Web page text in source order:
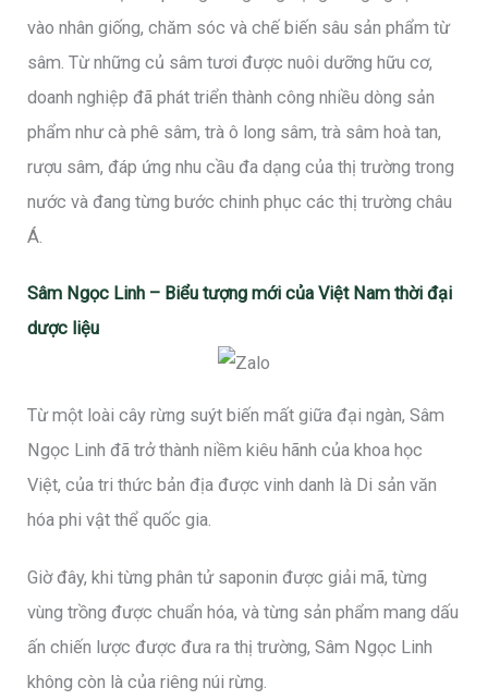
vào nhân giống, chăm sóc và chế biến sâu sản phẩm từ
sâm. Từ những củ sâm tươi được nuôi dưỡng hữu cơ,
doanh nghiệp đã phát triển thành công nhiều dòng sản
phẩm như cà phê sâm, trà ô long sâm, trà sâm hoà tan,
rượu sâm, đáp ứng nhu cầu đa dạng của thị trường trong
nước và đang từng bước chinh phục các thị trường châu
Á.
Sâm Ngọc Linh – Biểu tượng mới của Việt Nam thời đại
dược liệu
Từ một loài cây rừng suýt biến mất giữa đại ngàn, Sâm
Ngọc Linh đã trở thành niềm kiêu hãnh của khoa học
Việt, của tri thức bản địa được vinh danh là Di sản văn
hóa phi vật thể quốc gia.
Giờ đây, khi từng phân tử saponin được giải mã, từng
vùng trồng được chuẩn hóa, và từng sản phẩm mang dấu
ấn chiến lược được đưa ra thị trường, Sâm Ngọc Linh
không còn là của riêng núi rừng.